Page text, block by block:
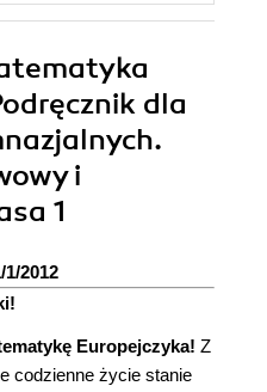
dla
i
1
2012
Europejczyka! Z
codzienne życie stanie